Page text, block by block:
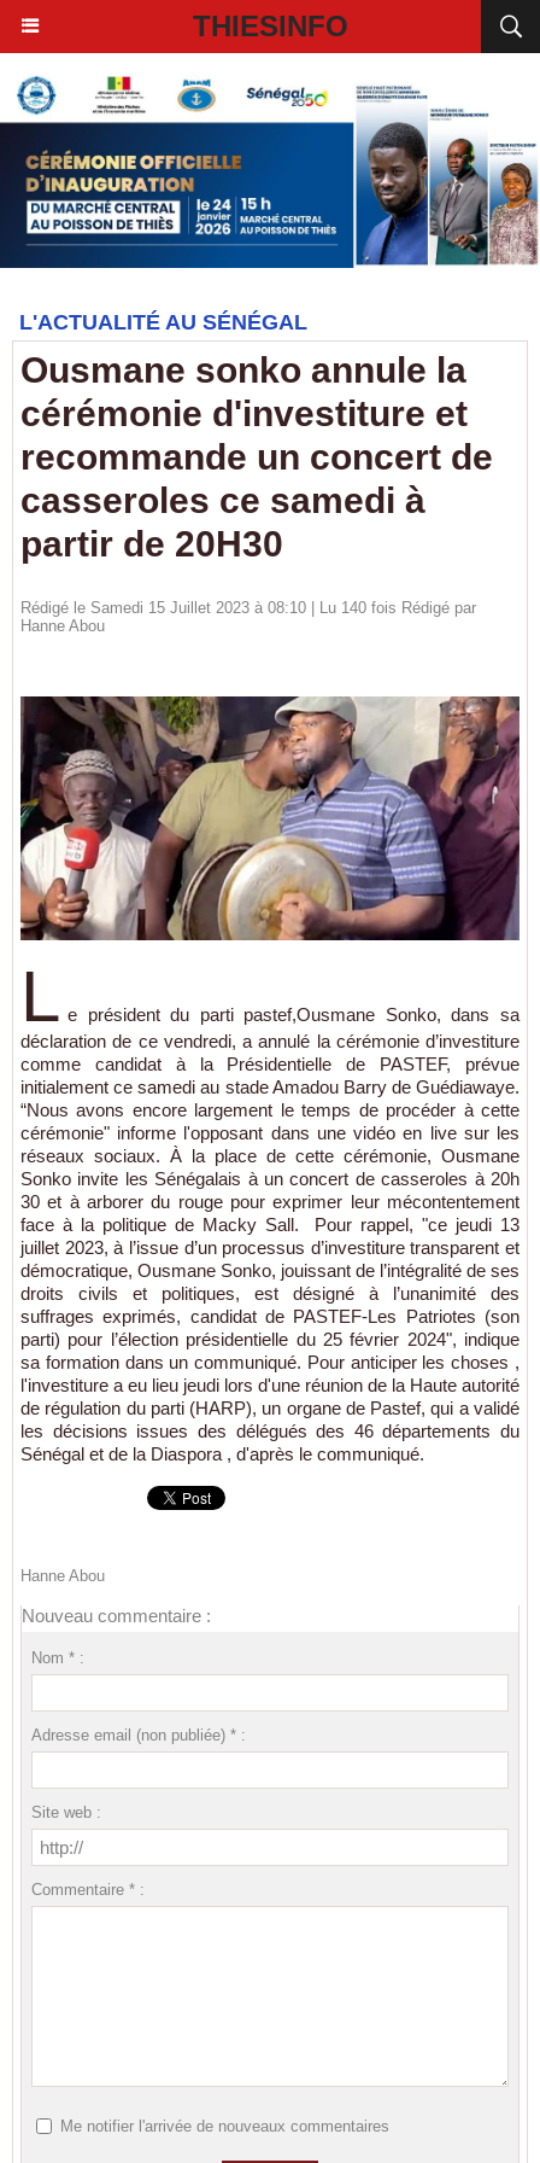
THIESINFO
L'ACTUALITÉ AU SÉNÉGAL
Ousmane sonko annule la
cérémonie d'investiture et
recommande un concert de
casseroles ce samedi à
partir de 20H30
Rédigé le Samedi 15 Juillet 2023 à 08:10 | Lu 140 fois Rédigé par
Hanne Abou
L e président du parti pastef,Ousmane Sonko, dans sa
déclaration de ce vendredi, a annulé la cérémonie d’investiture
comme candidat à la Présidentielle de PASTEF, prévue
initialement ce samedi au stade Amadou Barry de Guédiawaye.
“Nous avons encore largement le temps de procéder à cette
cérémonie" informe l'opposant dans une vidéo en live sur les
réseaux sociaux. À la place de cette cérémonie, Ousmane
Sonko invite les Sénégalais à un concert de casseroles à 20h
30 et à arborer du rouge pour exprimer leur mécontentement
face à la politique de Macky Sall. Pour rappel, "ce jeudi 13
juillet 2023, à l’issue d’un processus d’investiture transparent et
démocratique, Ousmane Sonko, jouissant de l’intégralité de ses
droits civils et politiques, est désigné à l’unanimité des
suffrages exprimés, candidat de PASTEF-Les Patriotes (son
parti) pour l’élection présidentielle du 25 février 2024", indique
sa formation dans un communiqué. Pour anticiper les choses ,
l'investiture a eu lieu jeudi lors d'une réunion de la Haute autorité
de régulation du parti (HARP), un organe de Pastef, qui a validé
les décisions issues des délégués des 46 départements du
Sénégal et de la Diaspora , d'après le communiqué.
Hanne Abou
Nouveau commentaire :
Nom * :
Adresse email (non publiée) * :
Site web :
Commentaire * :
Me notifier l'arrivée de nouveaux commentaires